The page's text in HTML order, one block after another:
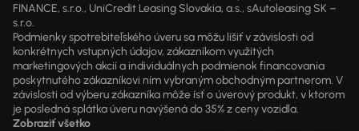
FINANCE, s.r.o., UniCredit Leasing Slovakia, a.s., sAutoleasing SK –
s.r.o.
Podmienky spotrebiteľského úveru sa môžu líšiť v závislosti od
konkrétnych vstupných údajov, zákazníkom využitých
marketingových akcií a individuálnych podmienok financovania
poskytnutého zákazníkovi ním vybraným obchodným partnerom. V
závislosti od výberu zákazníka môže ísť o úverový produkt, v ktorom
je posledná splátka úveru navýšená do 35% z ceny vozidla.
Zobraziť všetko